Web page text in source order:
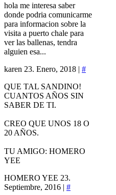
hola me interesa saber
donde podria comunicarme
para informacion sobre la
visita a puerto chale para
ver las ballenas, tendra
alguien esa...
karen 23. Enero, 2018 | #
QUE TAL SANDINO!
CUANTOS AÑOS SIN
SABER DE TI.
CREO QUE UNOS 18 O
20 AÑOS.
TU AMIGO: HOMERO
YEE
HOMERO YEE 23.
Septiembre, 2016 | #